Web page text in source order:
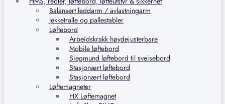
Balansert leddarm / avlastningarm
Jekketralle og pallestabler
Løftebord
Arbeidskrakk høydejusterbare
Mobile løftebord
Siegmund løftebord til sveisebord
Stasjonært løftebord
Stasjonært løftebord
Løftemagneter
HX Løftemagnet